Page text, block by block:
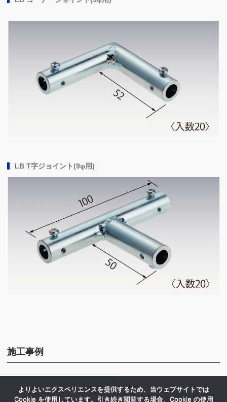
LB T字ジョイント(9φ用)
施工事例
関連する記事はまだありません。
よりよいエクスペリエンスを提供するため、当ウェブサイトでは
Cookie を使用しています。引き続き閲覧する場合、Cookie の使用